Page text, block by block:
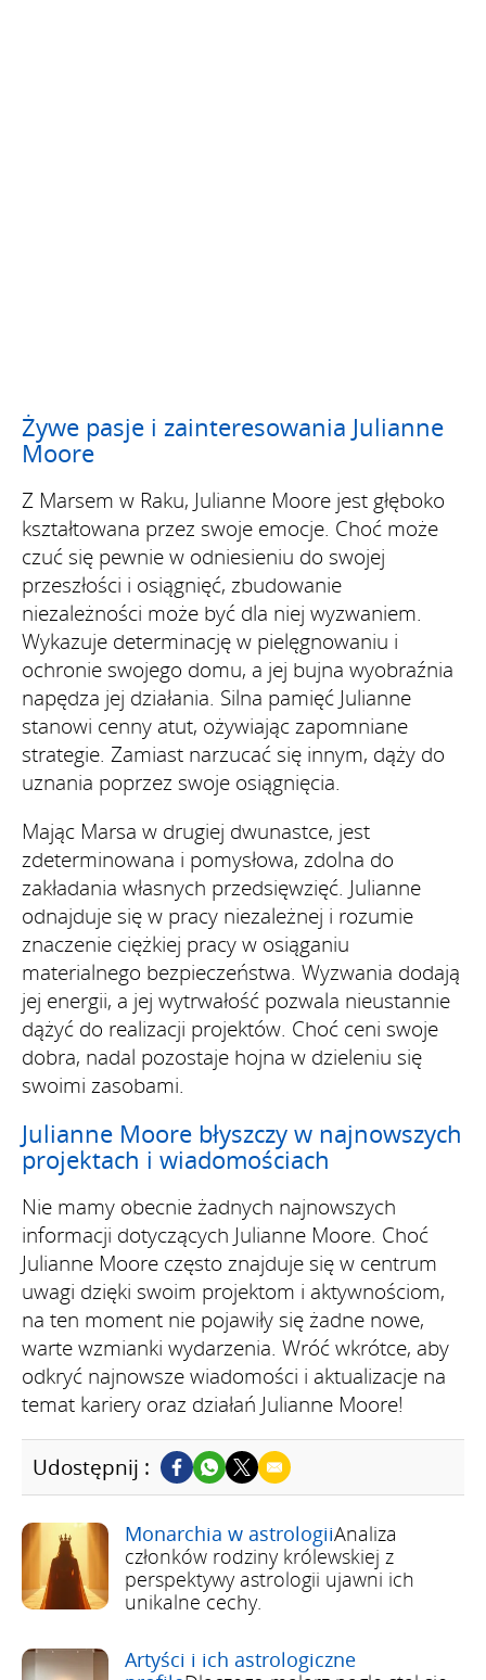
Żywe pasje i zainteresowania Julianne
Moore
Z Marsem w Raku, Julianne Moore jest głęboko
kształtowana przez swoje emocje. Choć może
czuć się pewnie w odniesieniu do swojej
przeszłości i osiągnięć, zbudowanie
niezależności może być dla niej wyzwaniem.
Wykazuje determinację w pielęgnowaniu i
ochronie swojego domu, a jej bujna wyobraźnia
napędza jej działania. Silna pamięć Julianne
stanowi cenny atut, ożywiając zapomniane
strategie. Zamiast narzucać się innym, dąży do
uznania poprzez swoje osiągnięcia.
Mając Marsa w drugiej dwunastce, jest
zdeterminowana i pomysłowa, zdolna do
zakładania własnych przedsięwzięć. Julianne
odnajduje się w pracy niezależnej i rozumie
znaczenie ciężkiej pracy w osiąganiu
materialnego bezpieczeństwa. Wyzwania dodają
jej energii, a jej wytrwałość pozwala nieustannie
dążyć do realizacji projektów. Choć ceni swoje
dobra, nadal pozostaje hojna w dzieleniu się
swoimi zasobami.
Julianne Moore błyszczy w najnowszych
projektach i wiadomościach
Nie mamy obecnie żadnych najnowszych
informacji dotyczących Julianne Moore. Choć
Julianne Moore często znajduje się w centrum
uwagi dzięki swoim projektom i aktywnościom,
na ten moment nie pojawiły się żadne nowe,
warte wzmianki wydarzenia. Wróć wkrótce, aby
odkryć najnowsze wiadomości i aktualizacje na
temat kariery oraz działań Julianne Moore!
Udostępnij :
Monarchia w astrologiiAnaliza
członków rodziny królewskiej z
perspektywy astrologii ujawni ich
unikalne cechy.
Artyści i ich astrologiczne